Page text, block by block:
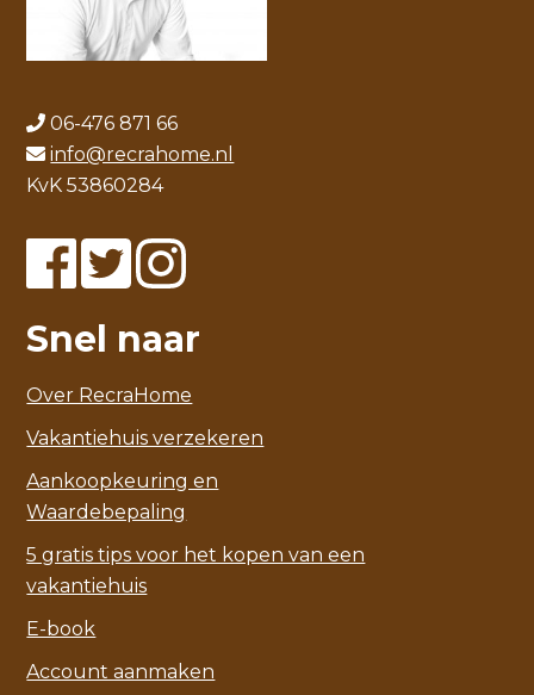
06-476 871 66
info@recrahome.nl
KvK 53860284
Snel naar
Over RecraHome
Vakantiehuis verzekeren
Aankoopkeuring en
Waardebepaling
5 gratis tips voor het kopen van een
vakantiehuis
E-book
Account aanmaken